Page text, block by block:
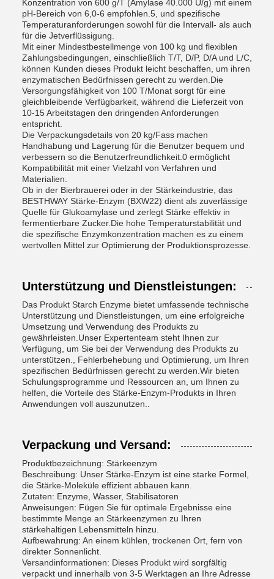
Konzentration von 600 g/T (Amylase 40.000 U/g) mit einem
pH-Bereich von 6,0-6 empfohlen.5, und spezifische
Temperaturanforderungen sowohl für die Intervall- als auch
für die Jetverflüssigung.
Mit einer Mindestbestellmenge von 100 kg und flexiblen
Zahlungsbedingungen, einschließlich T/T, D/P, D/A und L/C,
können Kunden dieses Produkt leicht beschaffen, um ihren
enzymatischen Bedürfnissen gerecht zu werden.Die
Versorgungsfähigkeit von 100 T/Monat sorgt für eine
gleichbleibende Verfügbarkeit, während die Lieferzeit von
10-15 Arbeitstagen den dringenden Anforderungen
entspricht.
Die Verpackungsdetails von 20 kg/Fass machen
Handhabung und Lagerung für die Benutzer bequem und
verbessern so die Benutzerfreundlichkeit.0 ermöglicht
Kompatibilität mit einer Vielzahl von Verfahren und
Materialien.
Ob in der Bierbrauerei oder in der Stärkeindustrie, das
BESTHWAY Stärke-Enzym (BXW22) dient als zuverlässige
Quelle für Glukoamylase und zerlegt Stärke effektiv in
fermentierbare Zucker.Die hohe Temperaturstabilität und
die spezifische Enzymkonzentration machen es zu einem
wertvollen Mittel zur Optimierung der Produktionsprozesse.
Unterstützung und Dienstleistungen:
Das Produkt Starch Enzyme bietet umfassende technische
Unterstützung und Dienstleistungen, um eine erfolgreiche
Umsetzung und Verwendung des Produkts zu
gewährleisten.Unser Expertenteam steht Ihnen zur
Verfügung, um Sie bei der Verwendung des Produkts zu
unterstützen., Fehlerbehebung und Optimierung, um Ihren
spezifischen Bedürfnissen gerecht zu werden.Wir bieten
Schulungsprogramme und Ressourcen an, um Ihnen zu
helfen, die Vorteile des Stärke-Enzym-Produkts in Ihren
Anwendungen voll auszunutzen..
Verpackung und Versand:
Produktbezeichnung: Stärkeenzym
Beschreibung: Unser Stärke-Enzym ist eine starke Formel,
die Stärke-Moleküle effizient abbauen kann.
Zutaten: Enzyme, Wasser, Stabilisatoren
Anweisungen: Fügen Sie für optimale Ergebnisse eine
bestimmte Menge an Stärkeenzymen zu Ihren
stärkehaltigen Lebensmitteln hinzu.
Aufbewahrung: An einem kühlen, trockenen Ort, fern von
direkter Sonnenlicht.
Versandinformationen: Dieses Produkt wird sorgfältig
verpackt und innerhalb von 3-5 Werktagen an Ihre Adresse